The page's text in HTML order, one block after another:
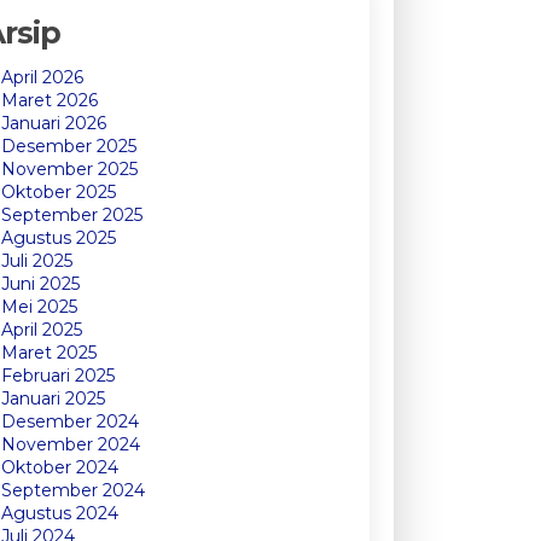
April 2026
Maret 2026
Januari 2026
Desember 2025
November 2025
Oktober 2025
September 2025
Agustus 2025
Juli 2025
Juni 2025
Mei 2025
April 2025
Maret 2025
Februari 2025
Januari 2025
Desember 2024
November 2024
Oktober 2024
September 2024
Agustus 2024
Juli 2024